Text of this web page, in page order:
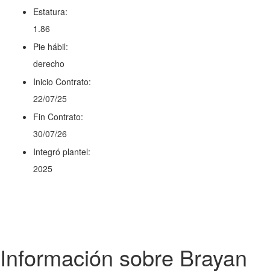
Estatura:
1.86
Pie hábil:
derecho
Inicio Contrato:
22/07/25
Fin Contrato:
30/07/26
Integró plantel:
2025
Información sobre Brayan